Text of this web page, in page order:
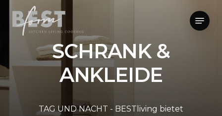
Menu
SCHRANK &
ANKLEIDE
TAG UND NACHT - BESTliving bietet
Close